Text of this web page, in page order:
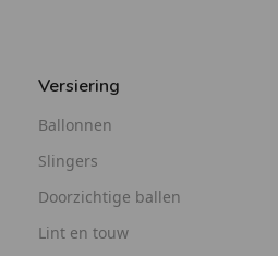
Versiering
Ballonnen
Slingers
Doorzichtige ballen
Lint en touw